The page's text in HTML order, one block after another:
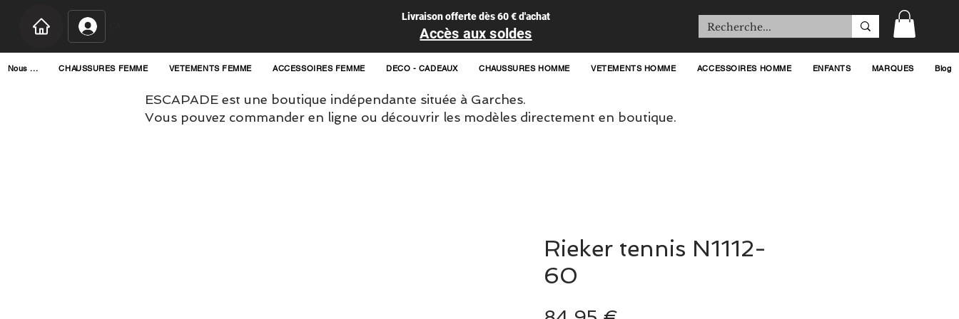
Livraison offerte dès 60 € d'achat
Accès aux soldes
Nous ... CHAUSSURES FEMME VETEMENTS FEMME ACCESSOIRES FEMME DECO - CADEAUX CHAUSSURES HOMME VETEMENTS HOMME ACCESSOIRES HOMME ENFANTS MARQUES Blog
ESCAPADE est une boutique indépendante située à Garches.
Vous pouvez commander en ligne ou découvrir les modèles directement en boutique.
Rieker tennis N1112-
60